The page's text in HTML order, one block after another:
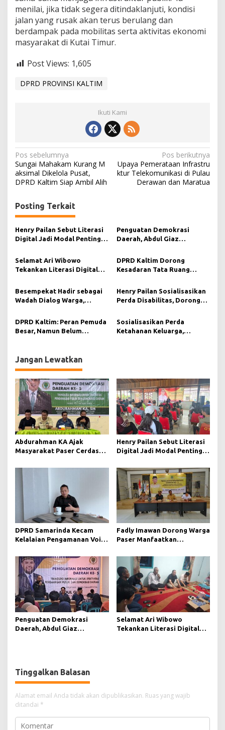
menilai, jika tidak segera ditindaklanjuti, kondisi
jalan yang rusak akan terus berulang dan
berdampak pada mobilitas serta aktivitas ekonomi
masyarakat di Kutai Timur.
Post Views: 1,605
DPRD PROVINSI KALTIM
Ikuti Kami
N
a
v
i
g
a
s
i
p
s
Pos sebelumnya
Sungai Mahakam Kurang M
aksimal Dikelola Pusat,
DPRD Kaltim Siap Ambil Alih
Pos berikutnya
Upaya Pemerataan Infrastru
ktur Telekomunikasi di Pulau
Derawan dan Maratua
Posting Terkait
Henry Pailan Sebut Literasi
Digital Jadi Modal Penting
Lebih Terbuka
Penguatan Demokrasi
Daerah, Abdul Giaz
Teknologi Informasi
Selamat Ari Wibowo
Tekankan Literasi Digital
Modern di Pedalaman Kukar
DPRD Kaltim Dorong
Kesadaran Tata Ruang
Kaman
Besempekat Hadir sebagai
Wadah Dialog Warga,
Aspirasi Masyarakat Paser
Henry Pailan Sosialisasikan
Perda Disabilitas, Dorong
DPRD Kaltim: Peran Pemuda
Besar, Namun Belum
Sosialisasikan Perda
Ketahanan Keluarga,
Jangan Lewatkan
Abdurahman KA Ajak
Masyarakat Paser Cerdas
Digital
Henry Pailan Sebut Literasi
Digital Jadi Modal Penting
Lebih Terbuka
DPRD Samarinda Kecam
Kelalaian Pengamanan Void
Korban Jiwa
Fadly Imawan Dorong Warga
Paser Manfaatkan
Mengawasi Jalannya
Pemerintahan
Penguatan Demokrasi
Daerah, Abdul Giaz
Selamat Ari Wibowo
Tekankan Literasi Digital
Tinggalkan Balasan
Alamat email Anda tidak akan dipublikasikan. Ruas yang wajib
ditandai *